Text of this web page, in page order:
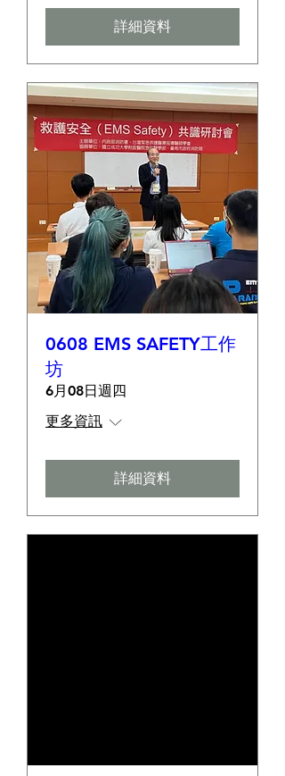
詳細資料
0608 EMS SAFETY工作
坊
6月08日週四
更多資訊
詳細資料